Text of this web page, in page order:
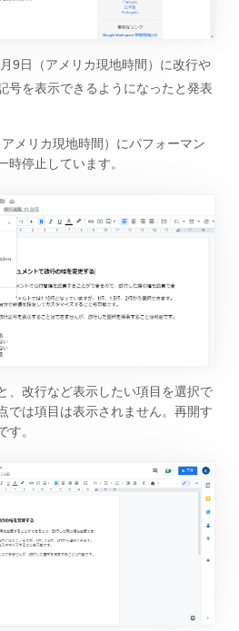
9日（アメリカ現地時間）に改行や
号を表示できるようになったと発表
メリカ現地時間）にパフォーマン
時停止しています。
、改行など表示したい項目を選択で
では項目は表示されません。再開す
す。